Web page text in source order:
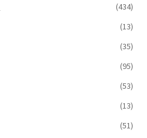
(434)
(13)
(35)
(95)
(53)
(13)
(51)